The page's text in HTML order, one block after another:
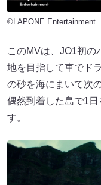
©LAPONE Entertainment
このMVは、JO1初の
地を目指して車でド
の砂を海にまいて次
偶然到着した島で1
す。